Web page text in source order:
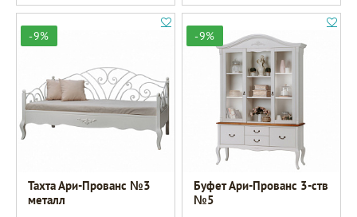
-9%
Тахта Ари-Прованс №3
металл
-9%
Буфет Ари-Прованс 3-ств
№5